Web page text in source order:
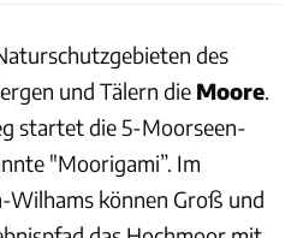
des
und Tälern die Moore
startet die 5-Moorseen-
"Moorigami”. Im
Wilhams können Groß und